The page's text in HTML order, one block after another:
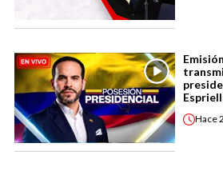
Hace